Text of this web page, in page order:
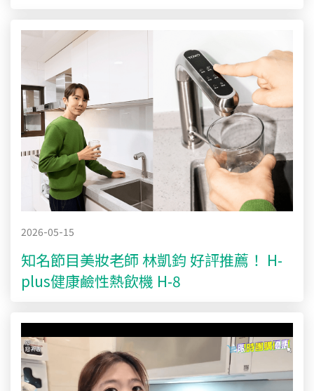
2026-05-15
知名節目美妝老師 林凱鈞 好評推薦！ H-
plus健康鹼性熱飲機 H-8